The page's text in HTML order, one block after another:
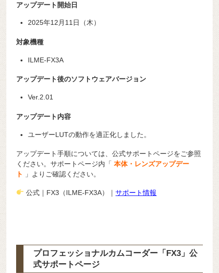
アップデート開始日
2025年12月11日（木）
対象機種
ILME-FX3A
アップデート後のソフトウェアバージョン
Ver.2.01
アップデート内容
ユーザーLUTの動作を適正化しました。
アップデート手順については、公式サポートページをご参照
ください。サポートページ内「本体・レンズアップデー
ト
」よりご確認ください。
公式｜FX3（ILME-FX3A）｜サポート情報
プロフェッショナルカムコーダー「FX3」公
式サポートページ